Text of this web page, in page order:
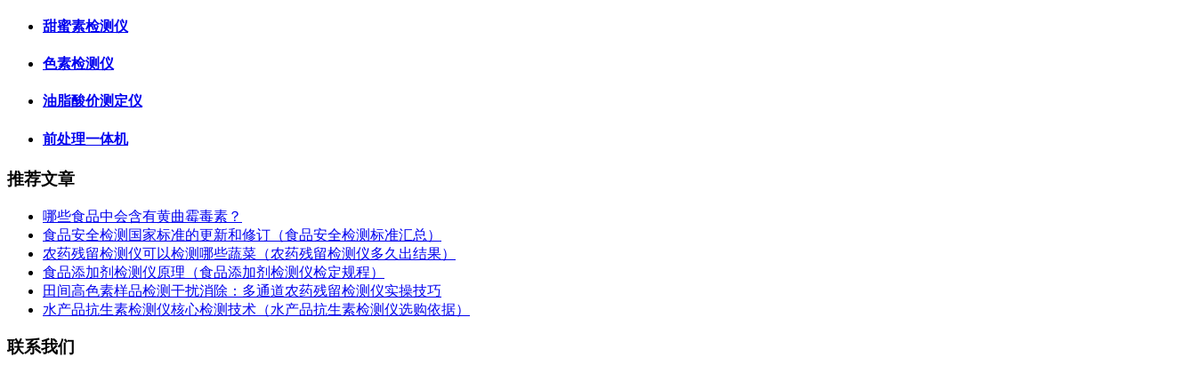
甜蜜素检测仪
色素检测仪
油脂酸价测定仪
前处理一体机
推荐文章
哪些食品中会含有黄曲霉毒素？
食品安全检测国家标准的更新和修订（食品安全检测标准汇总）
农药残留检测仪可以检测哪些蔬菜（农药残留检测仪多久出结果）
食品添加剂检测仪原理（食品添加剂检测仪检定规程）
田间高色素样品检测干扰消除：多通道农药残留检测仪实操技巧
水产品抗生素检测仪核心检测技术（水产品抗生素检测仪选购依据）
联系我们